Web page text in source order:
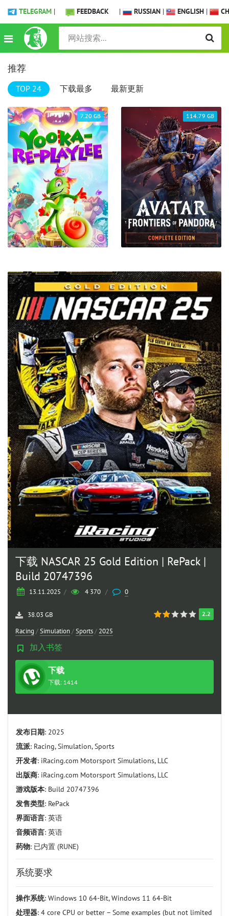
TELEGRAM | FEEDBACK | RUSSIAN | ENGLISH |
推荐
TOP 24 下载最多 最新更新
7.20 GB 114.79 GB
下载 NASCAR 25 Gold Edition | RePack |
Build 20747396
13.11.2025 / 4 370 / 0
2.2
38.03 GB
Racing /Simulation/Sports/ 2025
加入书签
下载
种子
下载: 1414
发布日期: 2025
流派: Racing, Simulation, Sports
开发者: iRacing.com Motorsport Simulations, LLC
出版商: iRacing.com Motorsport Simulations, LLC
游戏版本: Build 20747396
发售类型: RePack
界面语言: 英语
音频语言: 英语
药物: 已内置 (RUNE)
系统要求
操作系统: Windows 10 64-Bit, Windows 11 64-Bit
处理器: 4 core CPU or better – Some examples (but not limited